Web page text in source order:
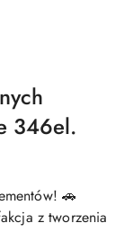
346el.
🚗
z tworzenia